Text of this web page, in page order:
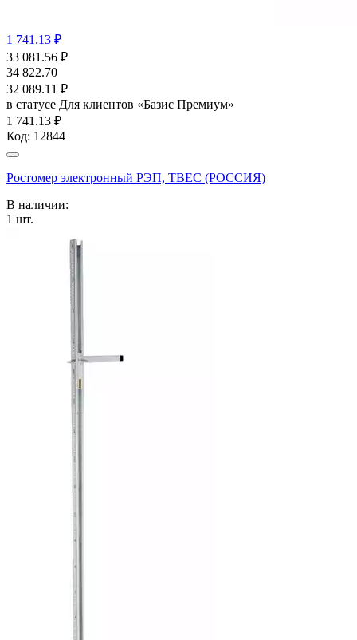
1 741.13 ₽
33 081.56 ₽
34 822.70
32 089.11 ₽
в статусе Для клиентов «Базис Премиум»
1 741.13 ₽
Код: 12844
Ростомер электронный РЭП, ТВЕС (РОССИЯ)
В наличии:
1 шт.